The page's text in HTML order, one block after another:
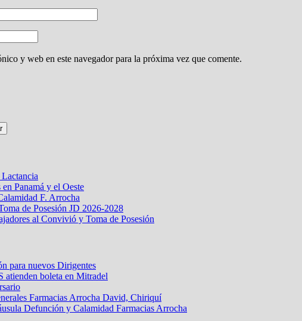
y web en este navegador para la próxima vez que comente.
Panamá y el Oeste
F. Arrocha
de Posesión JD 2026-2028
al Convivió y Toma de Posesión
para nuevos Dirigentes
atienden boleta en Mitradel
Farmacias Arrocha David, Chiriquí
Defunción y Calamidad Farmacias Arrocha